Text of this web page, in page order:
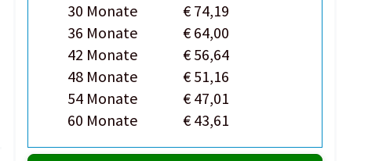
30 Monate
€ 74,19
36 Monate
€ 64,00
42 Monate
€ 56,64
48 Monate
€ 51,16
54 Monate
€ 47,01
60 Monate
€ 43,61